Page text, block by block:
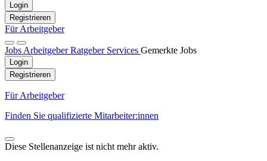
Login
Registrieren
Für Arbeitgeber
Jobs ArbeitgeberRatgeber Services Gemerkte Jobs
Login
Registrieren
Für Arbeitgeber
Finden Sie qualifizierte Mitarbeiter:innen
Diese Stellenanzeige ist nicht mehr aktiv.